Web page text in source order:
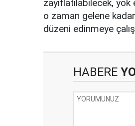
zayıflatılabilecek,
o zaman gelene
düzeni edinmeye
HABERE